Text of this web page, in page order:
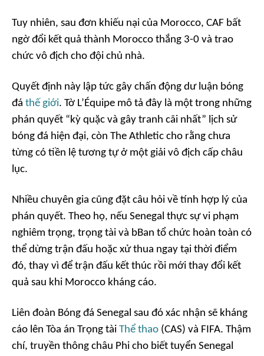
Tuy nhiên, sau đơn khiếu nại của Morocco, CAF bất
ngờ đổi kết quả thành Morocco thắng 3-0 và trao
chức vô địch cho đội chủ nhà.
Quyết định này lập tức gây chấn động dư luận bóng
đá thế giới. Tờ L’Équipe mô tả đây là một trong những
phán quyết “kỳ quặc và gây tranh cãi nhất” lịch sử
bóng đá hiện đại, còn The Athletic cho rằng chưa
từng có tiền lệ tương tự ở một giải vô địch cấp châu
lục.
Nhiều chuyên gia cũng đặt câu hỏi về tính hợp lý của
phán quyết. Theo họ, nếu Senegal thực sự vi phạm
nghiêm trọng, trọng tài và bBan tổ chức hoàn toàn có
thể dừng trận đấu hoặc xử thua ngay tại thời điểm
đó, thay vì để trận đấu kết thúc rồi mới thay đổi kết
quả sau khi Morocco kháng cáo.
Liên đoàn Bóng đá Senegal sau đó xác nhận sẽ kháng
cáo lên Tòa án Trọng tài Thể thao (CAS) và FIFA. Thậm
chí, truyền thông châu Phi cho biết tuyển Senegal